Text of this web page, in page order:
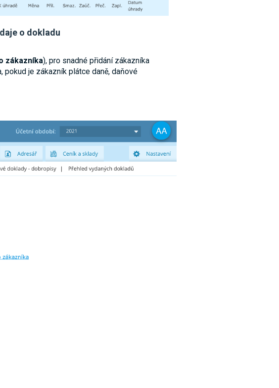
o dokladu
zákazníka), pro snadné přidání zákazníka
je zákazník plátce daně, daňové